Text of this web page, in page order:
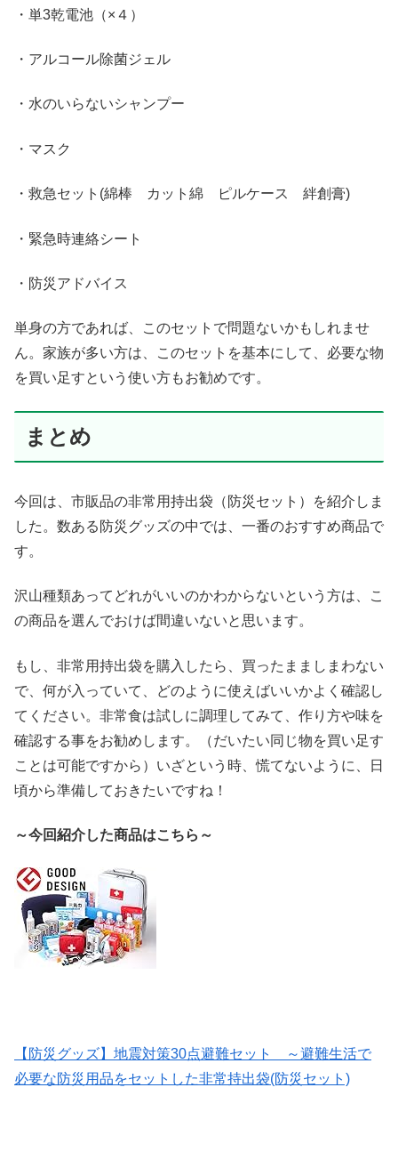
・単3乾電池（×４）
・アルコール除菌ジェル
・水のいらないシャンプー
・マスク
・救急セット(綿棒 カット綿 ピルケース 絆創膏)
・緊急時連絡シート
・防災アドバイス
単身の方であれば、このセットで問題ないかもしれませ
ん。家族が多い方は、このセットを基本にして、必要な物
を買い足すという使い方もお勧めです。
まとめ
今回は、市販品の非常用持出袋（防災セット）を紹介しま
した。数ある防災グッズの中では、一番のおすすめ商品で
す。
沢山種類あってどれがいいのかわからないという方は、こ
の商品を選んでおけば間違いないと思います。
もし、非常用持出袋を購入したら、買ったまましまわない
で、何が入っていて、どのように使えばいいかよく確認し
てください。非常食は試しに調理してみて、作り方や味を
確認する事をお勧めします。（だいたい同じ物を買い足す
ことは可能ですから）いざという時、慌てないように、日
頃から準備しておきたいですね！
～今回紹介した商品はこちら～
【防災グッズ】地震対策30点避難セット ～避難生活で
必要な防災用品をセットした非常持出袋(防災セット)